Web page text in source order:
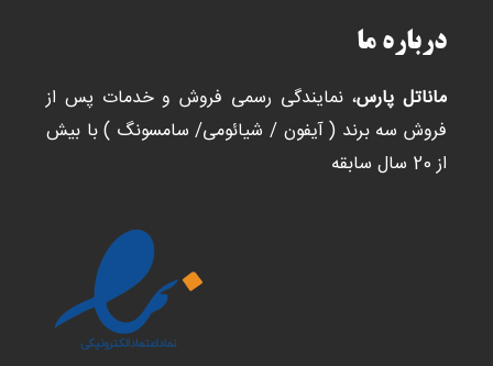
درباره ما
ماناتل پارس، نمایندگی رسمی فروش و خدمات پس از
فروش سه برند ( آیفون / شیائومی/ سامسونگ ) با بیش
از 20 سال سابقه